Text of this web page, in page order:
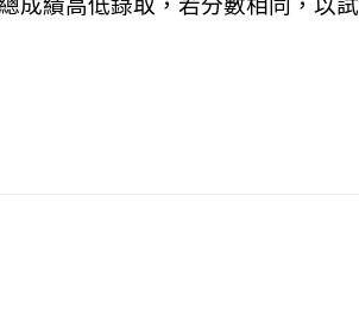
成績高低錄取，若分數相同，以試